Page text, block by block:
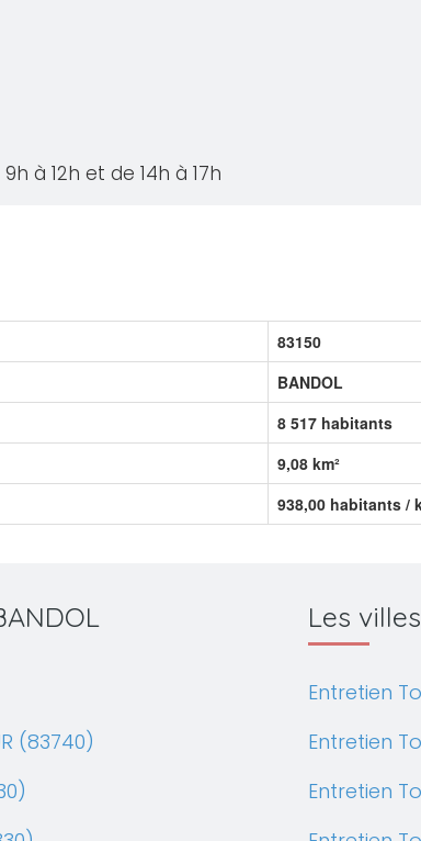
à 12h et de 14h à 17h
83150
BANDOL
8 517 habitants
9,08 km²
938,00 habitants /
(83740)
Les
Entretien
Entretien
Entretien